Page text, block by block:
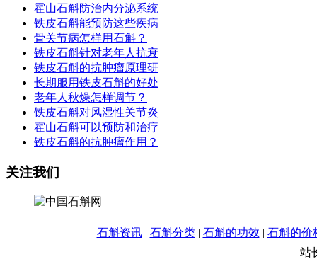
霍山石斛防治内分泌系统
铁皮石斛能预防这些疾病
骨关节病怎样用石斛？
铁皮石斛针对老年人抗衰
铁皮石斛的抗肿瘤原理研
长期服用铁皮石斛的好处
老年人秋燥怎样调节？
铁皮石斛对风湿性关节炎
霍山石斛可以预防和治疗
铁皮石斛的抗肿瘤作用？
关注我们
石斛资讯| 石斛分类| 石斛的功效 | 石斛的价
站